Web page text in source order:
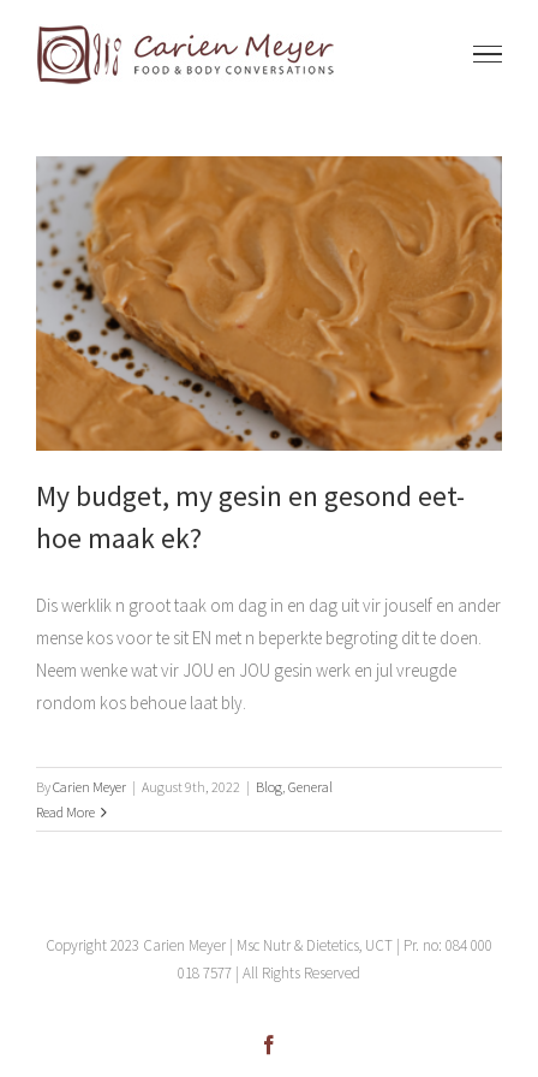
content
My budget, my gesin en gesond eet-
hoe maak ek?
Dis werklik n groot taak om dag in en dag uit vir jouself en ander
mense kos voor te sit EN met n beperkte begroting dit te doen.
Neem wenke wat vir JOU en JOU gesin werk en jul vreugde
rondom kos behoue laat bly.
ByCarien Meyer | August 9th, 2022 | Blog General
Read More
Copyright 2023 Carien Meyer | Msc Nutr & Dietetics, UCT | Pr. no: 084 000
018 7577 | All Rights Reserved